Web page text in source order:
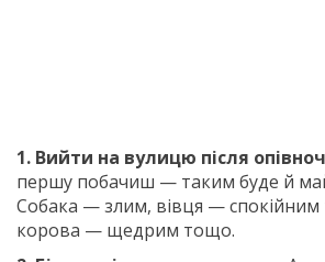
1. Вийти на вулицю після
першу побачиш — таким буде й
Собака — злим, вівця —
корова — щедрим тощо.